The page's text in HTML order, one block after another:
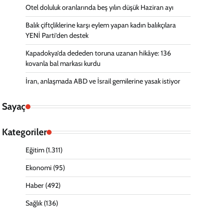
Otel doluluk oranlarında beş yılın düşük Haziran ayı
Balık çiftçliklerine karşı eylem yapan kadın balıkçılara
YENİ Parti’den destek
Kapadokya’da dededen toruna uzanan hikâye: 136
kovanla bal markası kurdu
İran, anlaşmada ABD ve İsrail gemilerine yasak istiyor
Sayaç
Kategoriler
Eğitim(1.311)
Ekonomi(95)
Haber(492)
Sağlık(136)